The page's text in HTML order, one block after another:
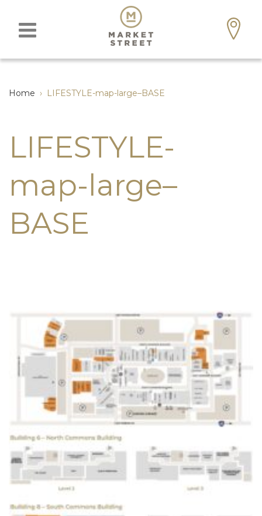
Home › LIFESTYLE-map-large–BASE
LIFESTYLE-
map-large–
BASE